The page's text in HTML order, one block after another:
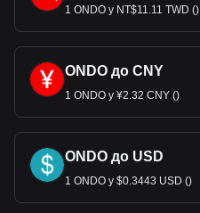
1 ONDO у NT$11.11 TWD ()
ONDO до CNY
1 ONDO у ¥2.32 CNY ()
ONDO до USD
1 ONDO у $0.3443 USD ()